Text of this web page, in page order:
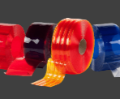
ประตูอัตโนมัติความ
ประตูโหลดสินค้า
เกี่ยวกับเรา
ผลงาน
ติดต่อเรา
ม่านริ้วพลาสติก
ต่างประเทศคุณภา
มาตรฐาน Food
Retardant M4,